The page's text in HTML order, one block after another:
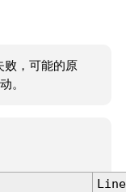
败，可能的原
。
Line